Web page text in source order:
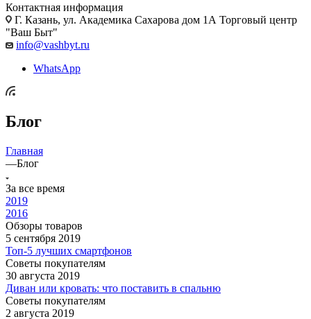
Контактная информация
Г. Казань, ул. Академика Сахарова дом 1А Торговый центр
"Ваш Быт"
info@vashbyt.ru
WhatsApp
Блог
Главная
—Блог
За все время
2019
2016
Обзоры товаров
5 сентября 2019
Топ-5 лучших смартфонов
Советы покупателям
30 августа 2019
Диван или кровать: что поставить в спальню
Советы покупателям
2 августа 2019